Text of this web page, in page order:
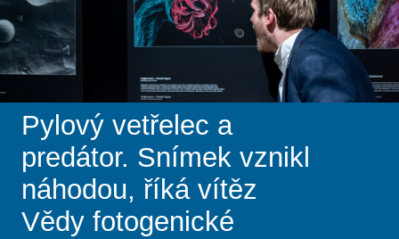
Pylový vetřelec a
predátor. Snímek vznikl
náhodou, říká vítěz
Vědy fotogenické